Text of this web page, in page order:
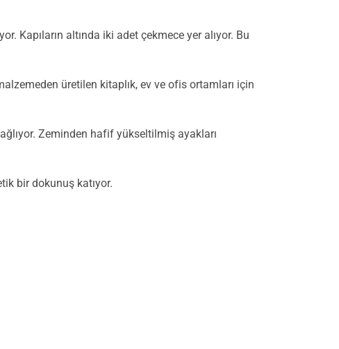
Kapıların altında iki adet çekmece yer alıyor. Bu
üretilen kitaplık, ev ve ofis ortamları için
Zeminden hafif yükseltilmiş ayakları
bir dokunuş katıyor.